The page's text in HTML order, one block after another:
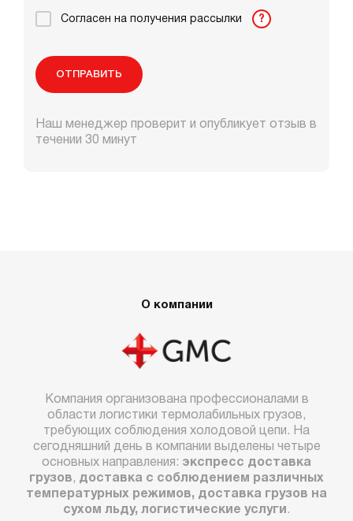
Согласен на получения рассылки ?
ОТПРАВИТЬ
Наш менеджер проверит и опубликует отзыв в
течении 30 минут
О компании
Компания организована профессионалами в
области логистики термолабильных грузов,
требующих соблюдения холодовой цепи. На
сегодняшний день в компании выделены четыре
основных направления: экспресс доставка
грузов, доставка с соблюдением различных
температурных режимов, доставка грузов на
сухом льду, логистические услуги .